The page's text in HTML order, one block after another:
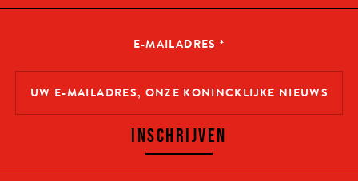
E-MAILADRES *
INSCHRIJVEN